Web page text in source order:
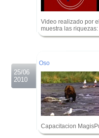
Video realizado por
muestra las
25/06
2010
Oso
Capacitacion